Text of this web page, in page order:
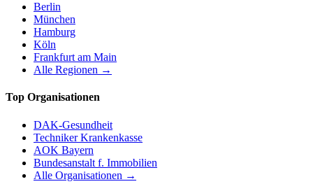
Berlin
München
Hamburg
Köln
Frankfurt am Main
Alle Regionen →
Top Organisationen
DAK-Gesundheit
Techniker Krankenkasse
AOK Bayern
Bundesanstalt f. Immobilien
Alle Organisationen →